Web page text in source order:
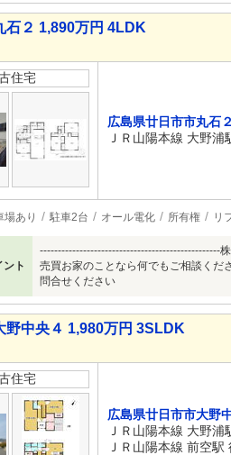
石２ 1,890万円 4LDK
住宅
広島県廿日市市丸石２
ＪＲ山陽本線 大野浦
場あり 駐車2台 オール電化 所有権 リ
ント
--------------------------------------------------
売買お家のことなら何でもご相談くだ
問合せください
野中央４ 1,980万円 3SLDK
住宅
広島県廿日市市大野
ＪＲ山陽本線 大野浦
ＪＲ山陽本線 前空駅